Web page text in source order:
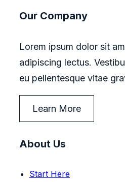
Our Company
Lorem ipsum dolor sit
adipiscing lectus.
eu pellentesque vitae
Learn More
About Us
Start Here